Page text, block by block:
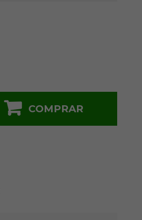
COMPRAR